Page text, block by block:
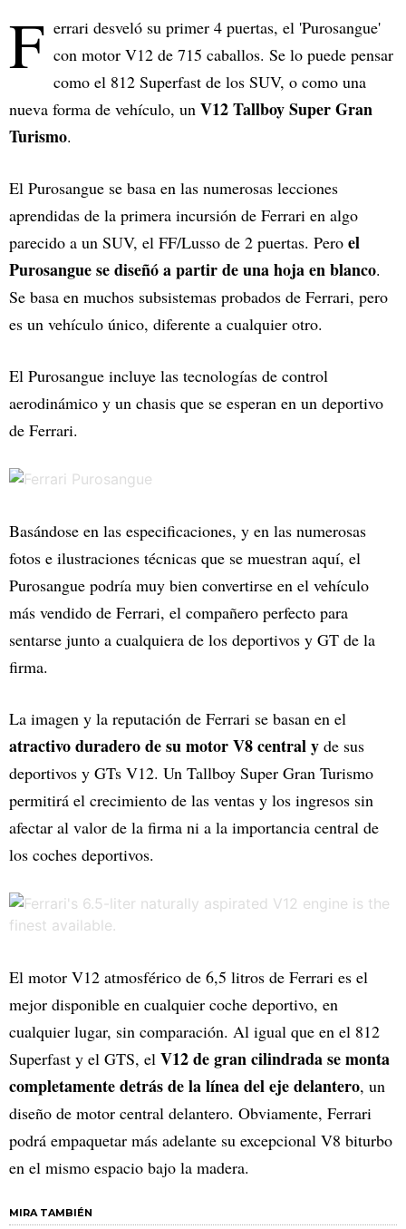
F errari desveló su primer 4 puertas, el 'Purosangue'
con motor V12 de 715 caballos. Se lo puede pensar
como el 812 Superfast de los SUV, o como una
nueva forma de vehículo, un V12 Tallboy Super Gran
Turismo.
El Purosangue se basa en las numerosas lecciones
aprendidas de la primera incursión de Ferrari en algo
parecido a un SUV, el FF/Lusso de 2 puertas. Pero el
Purosangue se diseñó a partir de una hoja en blanco.
Se basa en muchos subsistemas probados de Ferrari, pero
es un vehículo único, diferente a cualquier otro.
El Purosangue incluye las tecnologías de control
aerodinámico y un chasis que se esperan en un deportivo
de Ferrari.
Basándose en las especificaciones, y en las numerosas
fotos e ilustraciones técnicas que se muestran aquí, el
Purosangue podría muy bien convertirse en el vehículo
más vendido de Ferrari, el compañero perfecto para
sentarse junto a cualquiera de los deportivos y GT de la
firma.
La imagen y la reputación de Ferrari se basan en el
atractivo duradero de su motor V8 central y de sus
deportivos y GTs V12. Un Tallboy Super Gran Turismo
permitirá el crecimiento de las ventas y los ingresos sin
afectar al valor de la firma ni a la importancia central de
los coches deportivos.
El motor V12 atmosférico de 6,5 litros de Ferrari es el
mejor disponible en cualquier coche deportivo, en
cualquier lugar, sin comparación. Al igual que en el 812
Superfast y el GTS, el V12 de gran cilindrada se monta
completamente detrás de la línea del eje delantero, un
diseño de motor central delantero. Obviamente, Ferrari
podrá empaquetar más adelante su excepcional V8 biturbo
en el mismo espacio bajo la madera.
MIRA TAMBIÉN